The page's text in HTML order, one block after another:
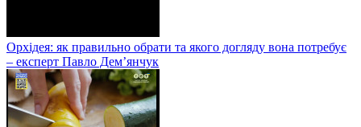
Орхідея: як правильно обрати та якого догляду вона потребує
– експерт Павло Дем’янчук